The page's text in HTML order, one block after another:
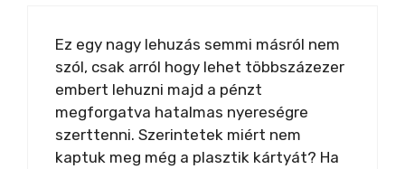
Ez egy nagy lehuzás semmi másról nem
szól, csak arról hogy lehet többszázezer
embert lehuzni majd a pénzt
megforgatva hatalmas nyereségre
szerttenni. Szerintetek miért nem
kaptuk meg még a plasztik kártyát? Ha